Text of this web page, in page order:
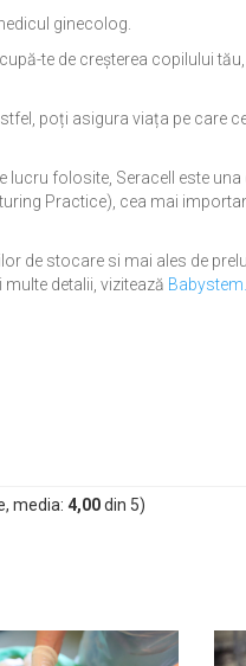
ginecolog.
te de creșterea copilului
poți asigura viața pe care
folosite, Seracell este una
Practice), cea mai
de stocare si mai ales de
detalii, vizitează
media: 4,00din 5)